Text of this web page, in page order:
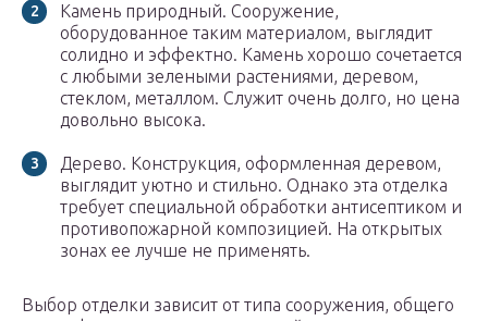
Камень природный. Сооружение,
оборудованное таким материалом, выглядит
солидно и эффектно. Камень хорошо сочетается
с любыми зелеными растениями, деревом,
стеклом, металлом. Служит очень долго, но цена
довольно высока.
Дерево. Конструкция, оформленная деревом,
выглядит уютно и стильно. Однако эта отделка
требует специальной обработки антисептиком и
противопожарной композицией. На открытых
зонах ее лучше не применять.
Выбор отделки зависит от типа сооружения, общего